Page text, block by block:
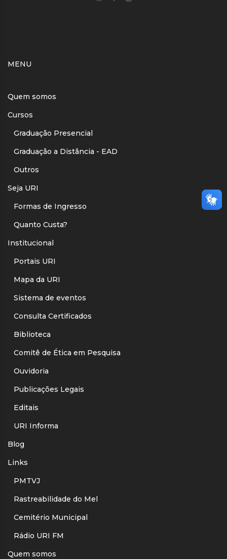
MENU
Quem somos
Cursos
Graduação Presencial
Graduação a Distância - EAD
Outros
Seja URI
Formas de Ingresso
Quanto Custa?
Institucional
Portais URI
Mapa da URI
Sistema de eventos
Consulta Certificados
Biblioteca
Comitê de Ética em Pesquisa
Ouvidoria
Publicações Legais
Editais
URI Informa
Blog
Links
PMTVJ
Rastreabilidade do Mel
Cemitério Municipal
Rádio URI FM
Quem somos